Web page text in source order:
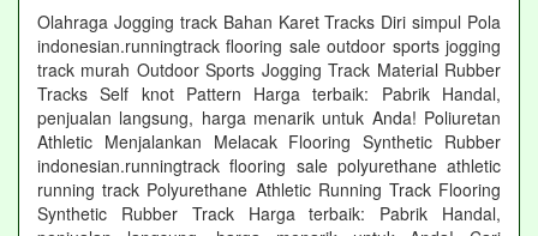
Olahraga Jogging track Bahan Karet Tracks Diri simpul Pola
indonesian.runningtrack flooring sale outdoor sports jogging
track murah Outdoor Sports Jogging Track Material Rubber
Tracks Self knot Pattern Harga terbaik: Pabrik Handal,
penjualan langsung, harga menarik untuk Anda! Poliuretan
Athletic Menjalankan Melacak Flooring Synthetic Rubber
indonesian.runningtrack flooring sale polyurethane athletic
running track Polyurethane Athletic Running Track Flooring
Synthetic Rubber Track Harga terbaik: Pabrik Handal,